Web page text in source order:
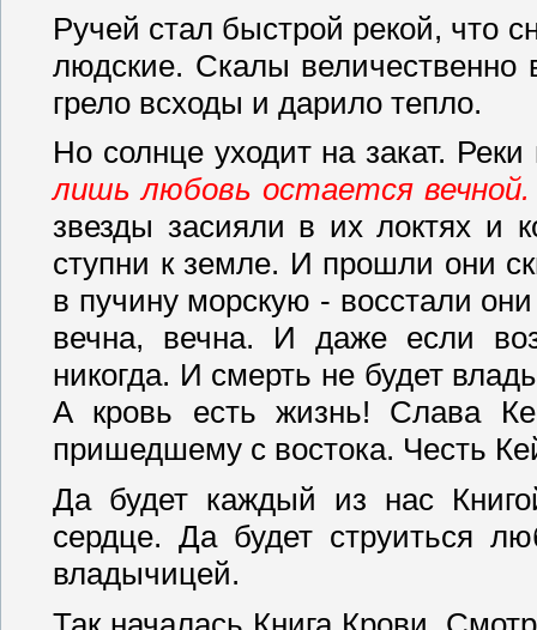
Ручей стал быстрой рекой, что
людские. Скалы
грело всходы и дарило тепло.
Но солнце уходит на закат.
лишь любовь остается
звезды засияли в их локтях и
ступни к земле. И прошли они
в пучину морскую - восстали
вечна, вечна. И даже если
никогда. И смерть не будет
А кровь есть жизнь! Слава
пришедшему с востока. Честь
Да будет каждый из нас
сердце. Да будет струиться
владычицей.